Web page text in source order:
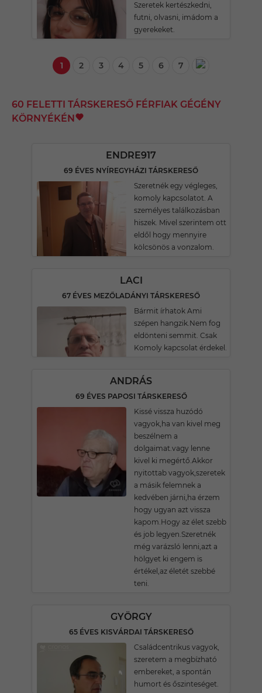
Szeretek kertészkedni,
futni, olvasni, imádom a
gyerekeket.
1 2 3 4 5 6 7
60 FELETTI TÁRSKERESŐ FÉRFIAK GÉGÉNY
KÖRNYÉKÉN
ENDRE917
69 ÉVES NYÍREGYHÁZI TÁRSKERESŐ
Szeretnék egy végleges,
komoly kapcsolatot. A
személyes találkozásban
hiszek. Mivel szerintem ott
eldől hogy mennyire
kölcsönös a vonzalom.
LACI
67 ÉVES MEZŐLADÁNYI TÁRSKERESŐ
Bármit írhatok Ami
szépen hangzik.Nem fog
eldönteni semmit. Csak
Komoly kapcsolat érdekel.
ANDRÁS
69 ÉVES PAPOSI TÁRSKERESŐ
Kissé vissza huzódó
vagyok,ha van kivel meg
beszélnem a
dolgaimat.vagy lenne
kivel ki megértő.Akkor
nyitottab vagyok,szeretek
a másik felemnek a
kedvében járni,ha érzem
hogy ugyan azt vissza
kapom.Hogy az élet szebb
és job legyen.Szeretnék
még varázsló lenni,azt a
hölgyet ki engem is
értékel,az életét szebbé
teni.
GYÖRGY
65 ÉVES KISVÁRDAI TÁRSKERESŐ
Családcentrikus vagyok,
szeretem a megbízható
embereket, a spontán
humort és őszinteséget.